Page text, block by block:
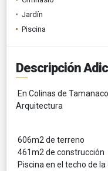
Jardín
Piscina
Descripción
En Colinas de
Arquitectura
606m2 de terreno
461m2 de construcción
Piscina en el techo de